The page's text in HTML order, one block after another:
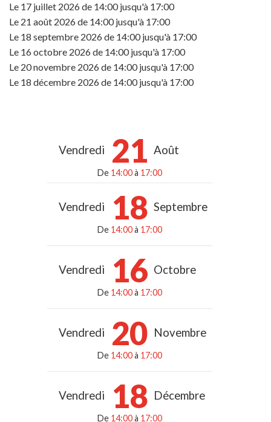
Le 17 juillet 2026de 14:00 jusqu'à 17:00
Le 21 août 2026de 14:00 jusqu'à 17:00
Le 18 septembre 2026de 14:00 jusqu'à 17:00
Le 16 octobre 2026de 14:00 jusqu'à 17:00
Le 20 novembre 2026de 14:00 jusqu'à 17:00
Le 18 décembre 2026de 14:00 jusqu'à 17:00
Vendredi 21 Août
De 14:00à 17:00
Vendredi 18 Septembre
De 14:00à 17:00
Vendredi 16 Octobre
De 14:00à 17:00
Vendredi 20 Novembre
De 14:00à 17:00
Vendredi 18 Décembre
De 14:00à 17:00